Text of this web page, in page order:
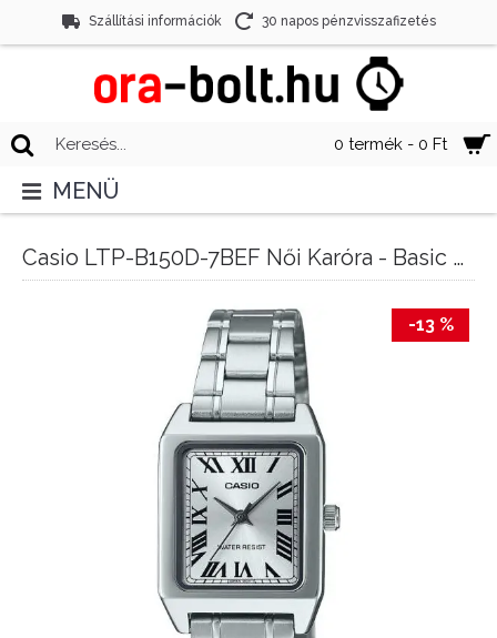
Szállítási információk 30 napos pénzvisszafizetés
0 termék - 0 Ft
MENÜ
Casio LTP-B150D-7BEF Női Karóra - Basic Collection
-13 %